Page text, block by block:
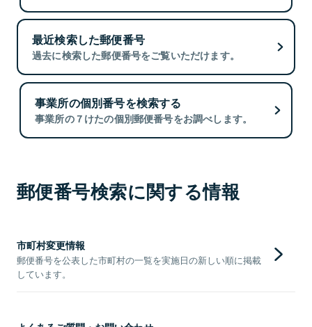
最近検索した郵便番号
過去に検索した郵便番号をご覧いただけます。
事業所の個別番号を検索する
事業所の７けたの個別郵便番号をお調べします。
郵便番号検索に関する情報
市町村変更情報
郵便番号を公表した市町村の一覧を実施日の新しい順に掲載
しています。